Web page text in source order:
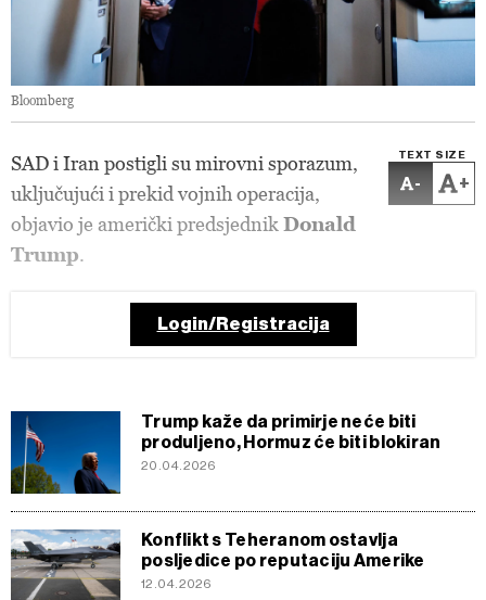
Bloomberg
TEXT SIZE
- +
SAD i Iran postigli su mirovni sporazum,
uključujući i prekid vojnih operacija,
objavio je američki predsjednik Donald
Trump.
Login/Registracija
Trump kaže da primirje neće biti
produljeno, Hormuz će biti blokiran
20.04.2026
Konflikt s Teheranom ostavlja
posljedice po reputaciju Amerike
12.04.2026